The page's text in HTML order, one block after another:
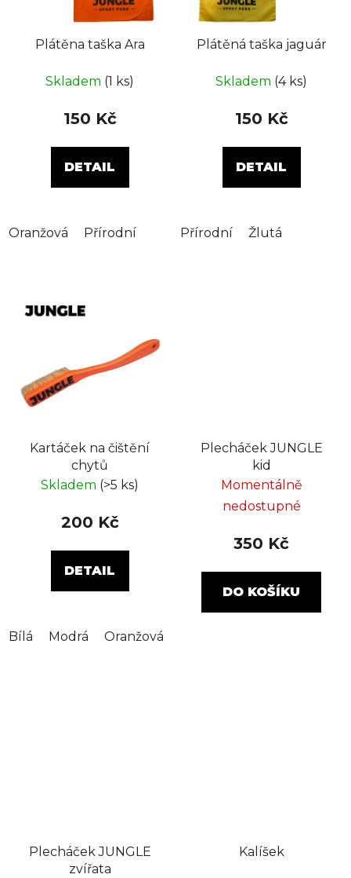
Plátěna taška Ara
Skladem (1 ks)
150 Kč
DETAIL
Oranžová Přírodní
Plátěná taška jaguár
Skladem (4 ks)
150 Kč
DETAIL
Přírodní Žlutá
Kartáček na čištění
chytů
Skladem (>5 ks)
200 Kč
DETAIL
Bílá Modrá Oranžová
Plecháček JUNGLE
kid
Momentálně
nedostupné
350 Kč
DO KOŠÍKU
Plecháček JUNGLE
zvířata
Kalíšek